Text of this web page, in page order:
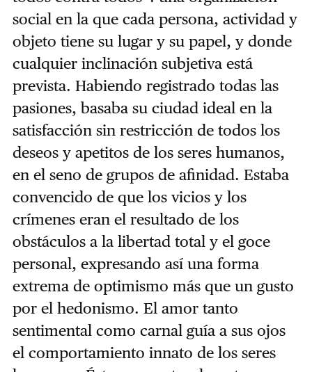
social en la que cada persona, actividad y
objeto tiene su lugar y su papel, y donde
cualquier inclinación subjetiva está
prevista. Habiendo registrado todas las
pasiones, basaba su ciudad ideal en la
satisfacción sin restricción de todos los
deseos y apetitos de los seres humanos,
en el seno de grupos de afinidad. Estaba
convencido de que los vicios y los
crímenes eran el resultado de los
obstáculos a la libertad total y el goce
personal, expresando así una forma
extrema de optimismo más que un gusto
por el hedonismo. El amor tanto
sentimental como carnal guía a sus ojos
el comportamiento innato de los seres